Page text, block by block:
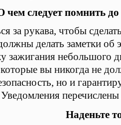
чем следует помнить
за рукава, чтобы
делать заметки об
зажигания небольшого
вы никогда не
но и
Уведомления
Наденьте